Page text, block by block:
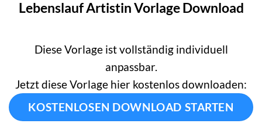
Lebenslauf Artistin Vorlage Download
Diese Vorlage ist vollständig individuell
anpassbar.
Jetzt diese Vorlage hier kostenlos downloaden:
KOSTENLOSEN DOWNLOAD STARTEN